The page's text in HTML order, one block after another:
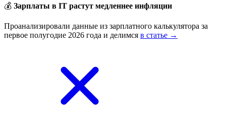
💰 Зарплаты в IT растут медленнее инфляции
Проанализировали данные из зарплатного калькулятора за
первое полугодие 2026 года и делимся в статье →